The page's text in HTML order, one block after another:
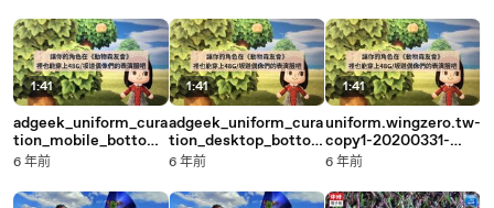
1:41
adgeek_uniform_cura
tion_mobile_bottom-
copy1-20200331-
6 年前
1:41
adgeek_uniform_cura
tion_desktop_botto
m-copy1-20200331-
6 年前
1:41
uniform.wingzero.tw-
copy1-20200331-
15:28
6 年前